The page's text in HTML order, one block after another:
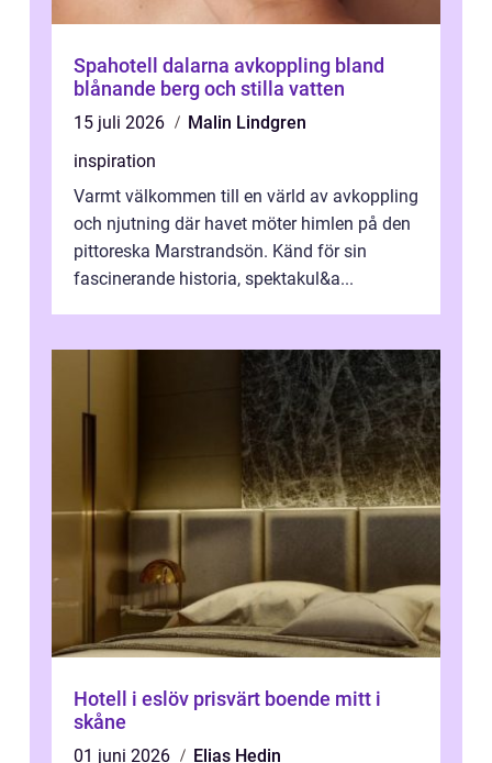
Spahotell dalarna avkoppling bland
blånande berg och stilla vatten
15 juli 2026
Malin Lindgren
inspiration
Varmt välkommen till en värld av avkoppling
och njutning där havet möter himlen på den
pittoreska Marstrandsön. Känd för sin
fascinerande historia, spektakul&a...
Hotell i eslöv prisvärt boende mitt i
skåne
01 juni 2026 Elias Hedin